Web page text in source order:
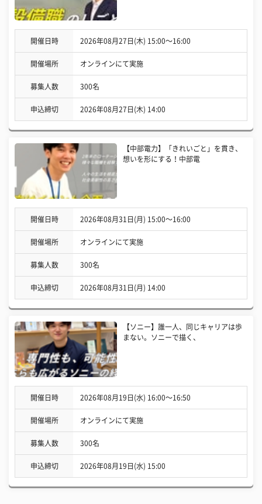
開催日時 2026年08月27日(木) 15:00〜16:00
開催場所 オンラインにて実施
募集人数 300名
申込締切 2026年08月27日(木) 14:00
【中部電力】「きれいごと」を貫き、
想いを形にする！中部電
開催日時 2026年08月31日(月) 15:00〜16:00
開催場所 オンラインにて実施
募集人数 300名
申込締切 2026年08月31日(月) 14:00
【ソニー】誰一人、同じキャリアは歩
まない。ソニーで描く、
開催日時 2026年08月19日(水) 16:00〜16:50
開催場所 オンラインにて実施
募集人数 300名
申込締切 2026年08月19日(水) 15:00